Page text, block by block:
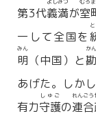
第3代義満が室
一して全国を
明
みん
（中国）と
か
あげた。しかし
有力守護
しゅご
の連
れんごう